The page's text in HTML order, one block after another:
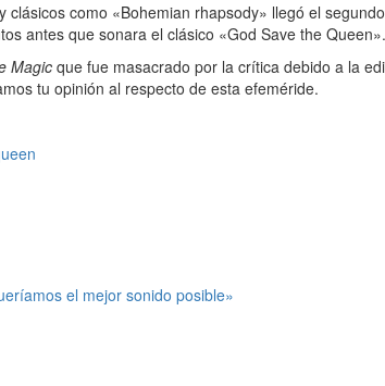
y clásicos como «Bohemian rhapsody» llegó el
antes que sonara el clásico «God Save the Queen».
Magicque fue masacrado por la crítica debido a la
tu opinión al respecto de esta efeméride.
el mejor sonido posible»